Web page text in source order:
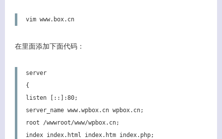
vim www.box.cn
在里面添加下面代码：
server
{
listen [::]:80;
server_name www.wpbox.cn wpbox.cn;
root /wwwroot/www/wpbox.cn;
index index.html index.htm index.php;